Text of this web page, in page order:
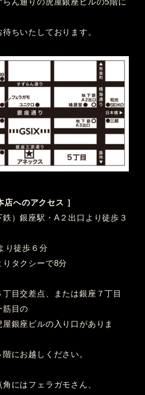
ちいたしております。
へのアクセス ］
）銀座駅・A２出口より徒歩３
り徒歩６分
タクシーで8分
目交差点、または銀座７丁目
筋目の
銀座ビルの入り口がありま
にお越しください。
にはフェラガモさん、